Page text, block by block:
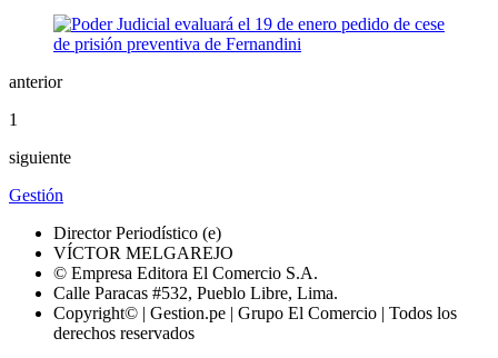
anterior
1
siguiente
Gestión
Director Periodístico (e)
VÍCTOR MELGAREJO
© Empresa Editora El Comercio S.A.
Calle Paracas #532, Pueblo Libre, Lima.
Copyright© | Gestion.pe | Grupo El Comercio | Todos los
derechos reservados